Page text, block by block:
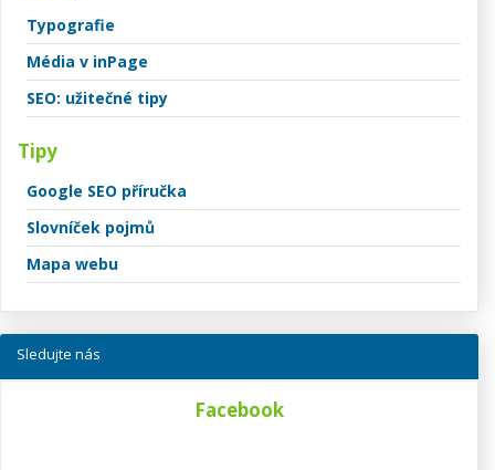
Typografie
Média v inPage
SEO: užitečné tipy
Tipy
Google SEO příručka
Slovníček pojmů
Mapa webu
Sledujte nás
Facebook